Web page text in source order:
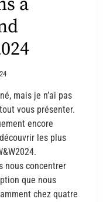
à
mais je n’ai pas
vous présenter.
encore
les plus
nous concentrer
que nous
chez quatre